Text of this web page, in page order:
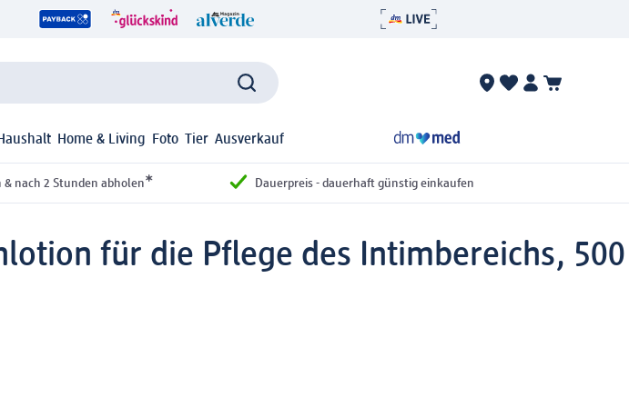
Home & Living Foto Tier Ausverkauf
nach 2 Stunden abholen* Dauerpreis - dauerhaft günstig einkaufen
für die Pflege des Intimbereichs, 500